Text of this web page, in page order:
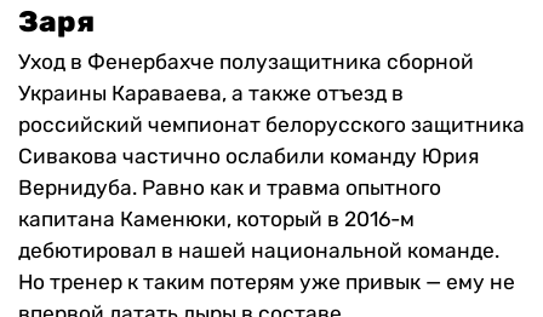
Заря
Уход в Фенербахче полузащитника сборной
Украины Караваева, а также отъезд в
российский чемпионат белорусского защитника
Сивакова частично ослабили команду Юрия
Вернидуба. Равно как и травма опытного
капитана Каменюки, который в 2016-м
дебютировал в нашей национальной команде.
Но тренер к таким потерям уже привык — ему не